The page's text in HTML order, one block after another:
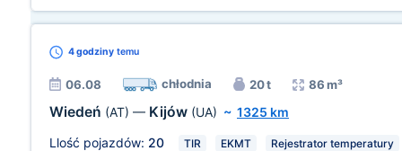
4 godziny temu
06.08 chłodnia 20 t 86 m³
Wiedeń (AT) — Kijów (UA) ~ 1325 km
Llość pojazdów: 20 TIR EKMT Rejestrator temperatury